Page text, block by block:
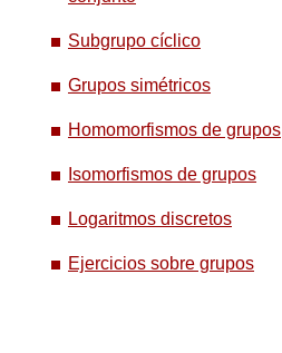
Subgrupo cíclico
Grupos simétricos
Homomorfismos de grupos
Isomorfismos de grupos
Logaritmos discretos
Ejercicios sobre grupos